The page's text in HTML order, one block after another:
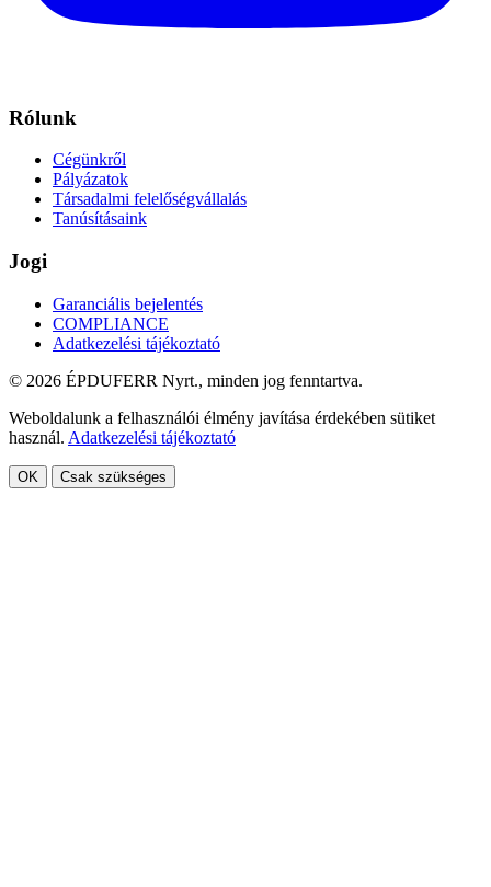
Rólunk
Cégünkről
Pályázatok
Társadalmi felelőségvállalás
Tanúsításaink
Jogi
Garanciális bejelentés
COMPLIANCE
Adatkezelési tájékoztató
© 2026 ÉPDUFERR Nyrt., minden jog fenntartva.
Weboldalunk a felhasználói élmény javítása érdekében sütiket
használ. Adatkezelési tájékoztató
OK Csak szükséges